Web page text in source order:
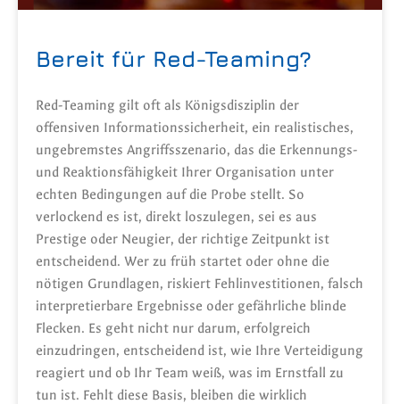
Bereit für Red-Teaming?
Red-Teaming gilt oft als Königsdisziplin der
offensiven Informationssicherheit, ein realistisches,
ungebremstes Angriffsszenario, das die Erkennungs-
und Reaktionsfähigkeit Ihrer Organisation unter
echten Bedingungen auf die Probe stellt. So
verlockend es ist, direkt loszulegen, sei es aus
Prestige oder Neugier, der richtige Zeitpunkt ist
entscheidend. Wer zu früh startet oder ohne die
nötigen Grundlagen, riskiert Fehlinvestitionen, falsch
interpretierbare Ergebnisse oder gefährliche blinde
Flecken. Es geht nicht nur darum, erfolgreich
einzudringen, entscheidend ist, wie Ihre Verteidigung
reagiert und ob Ihr Team weiß, was im Ernstfall zu
tun ist. Fehlt diese Basis, bleiben die wirklich